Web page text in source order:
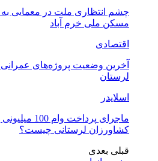
مسکن ملی خرم آباد
اقتصادی
آخرین وضعیت پروژه‌های عمرانی
لرستان
اسلایدر
ماجرای
کشاورزان لرستانی چیست؟
قبلی بعدی